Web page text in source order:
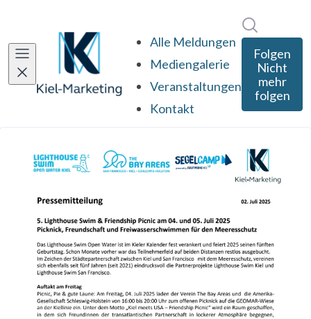
Alle Meldungen
Mediengalerie
Veranstaltungen
Kontakt
Folgen
Nicht
mehr
folgen